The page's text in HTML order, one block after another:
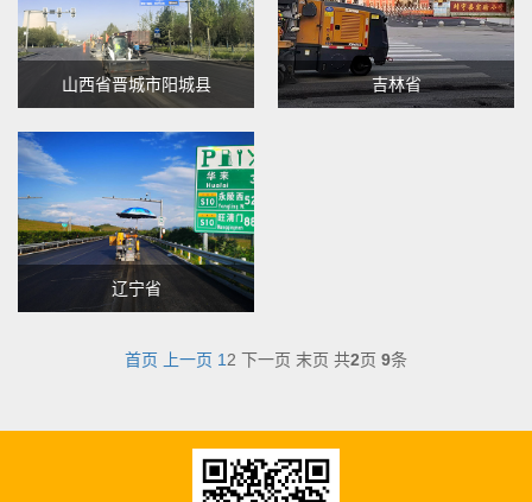
山西省晋城市阳城县 吉林省
辽宁省
首页 上一页 1 2 下一页 末页 共2页 9条